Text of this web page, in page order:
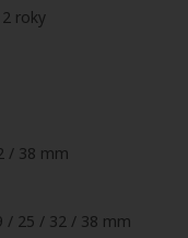
roky
/ 38 mm
/ 25 / 32 / 38 mm